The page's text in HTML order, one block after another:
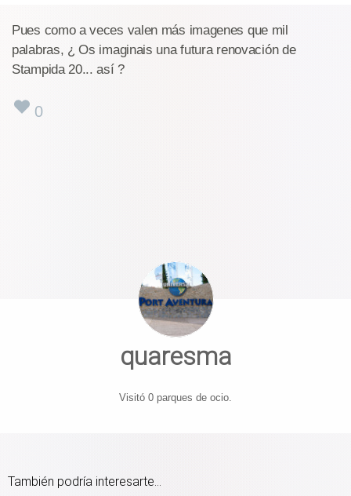
Pues como a veces valen más imagenes que mil
palabras, ¿ Os imaginais una futura renovación de
Stampida 20... así ?
0
quaresma
Visitó 0 parques de ocio.
También podría interesarte...